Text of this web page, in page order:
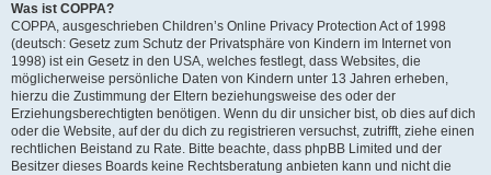
Was ist COPPA?
COPPA, ausgeschrieben Children’s Online Privacy Protection Act of 1998
(deutsch: Gesetz zum Schutz der Privatsphäre von Kindern im Internet von
1998) ist ein Gesetz in den USA, welches festlegt, dass Websites, die
möglicherweise persönliche Daten von Kindern unter 13 Jahren erheben,
hierzu die Zustimmung der Eltern beziehungsweise des oder der
Erziehungsberechtigten benötigen. Wenn du dir unsicher bist, ob dies auf dich
oder die Website, auf der du dich zu registrieren versuchst, zutrifft, ziehe einen
rechtlichen Beistand zu Rate. Bitte beachte, dass phpBB Limited und der
Besitzer dieses Boards keine Rechtsberatung anbieten kann und nicht die